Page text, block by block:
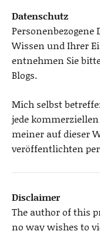
Datenschutz
Wissen und Ihrer
entnehmen Sie
Blogs.
Mich selbst
jede
meiner auf dieser
veröffentlichten
Disclaimer
The author of this
no way wishes to